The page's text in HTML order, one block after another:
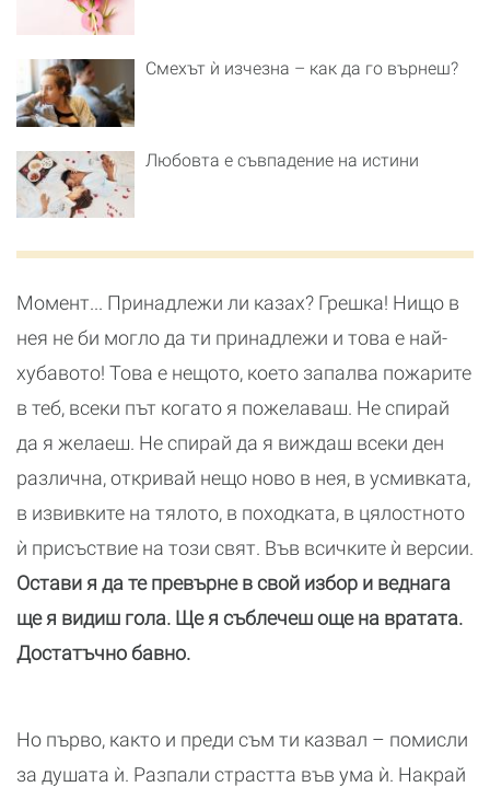
Смехът ѝ изчезна – как да го върнеш?
Любовта е съвпадение на истини
Момент... Принадлежи ли казах? Грешка! Нищо в
нея не би могло да ти принадлежи и това е най-
хубавото! Това е нещото, което запалва пожарите
в теб, всеки път когато я пожелаваш. Не спирай
да я желаеш. Не спирай да я виждаш всеки ден
различна, откривай нещо ново в нея, в усмивката,
в извивките на тялото, в походката, в цялостното
ѝ присъствие на този свят. Във всичките ѝ версии.
Остави я да те превърне в свой избор и веднага
ще я видиш гола. Ще я съблечеш още на вратата.
Достатъчно бавно.
Но първо, както и преди съм ти казвал – помисли
за душата ѝ. Разпали страстта във ума ѝ. Накрай